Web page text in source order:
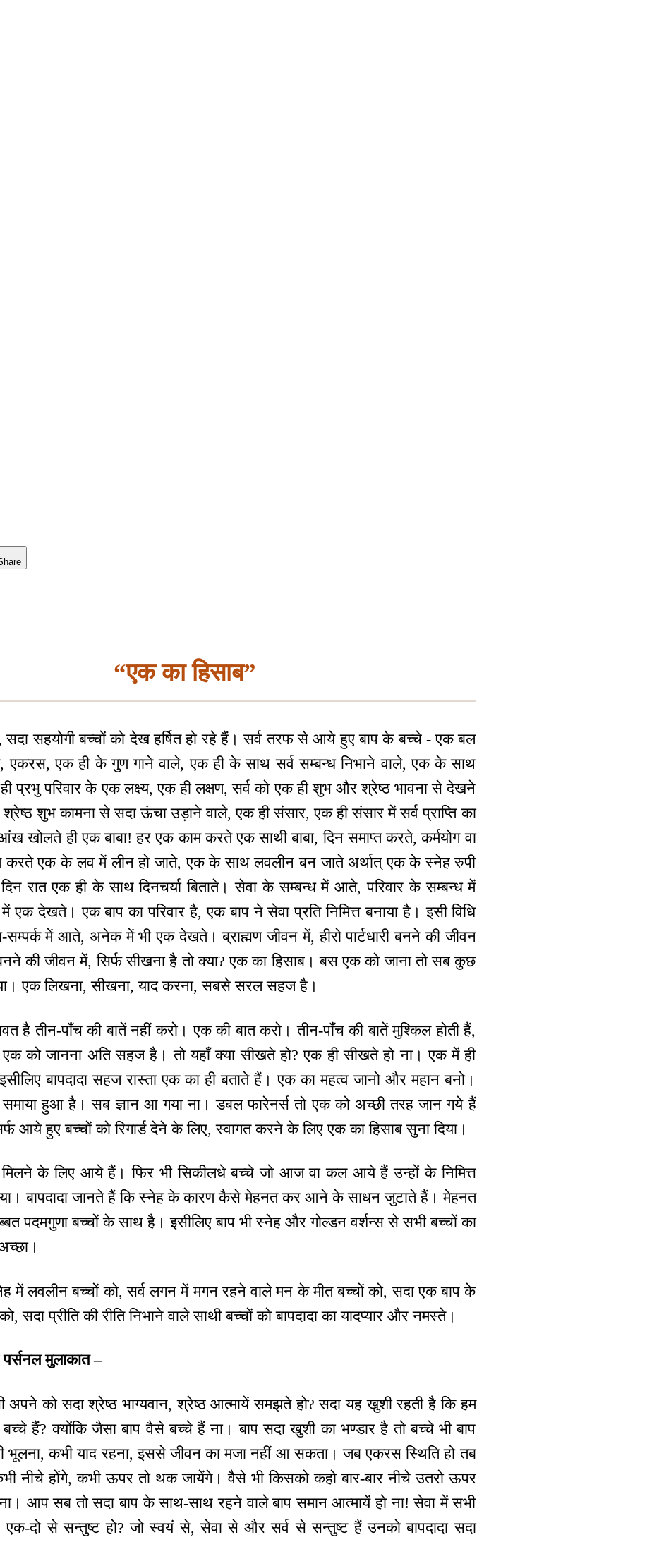
“एक का हिसाब”
सहयोगी बच्चों को देख हर्षित हो रहे हैं। सर्व तरफ से आये हुए बाप के बच्चे - एक बल
एकरस, एक ही के गुण गाने वाले, एक ही के साथ सर्व सम्बन्ध निभाने वाले, एक के साथ
प्रभु परिवार के एक लक्ष्य, एक ही लक्षण, सर्व को एक ही शुभ और श्रेष्ठ भावना से देखने
श्रेष्ठ शुभ कामना से सदा ऊंचा उड़ाने वाले, एक ही संसार, एक ही संसार में सर्व प्राप्ति का
खोलते ही एक बाबा! हर एक काम करते एक साथी बाबा, दिन समाप्त करते, कर्मयोग वा
करते एक के लव में लीन हो जाते, एक के साथ लवलीन बन जाते अर्थात् एक के स्नेह रुपी
रात एक ही के साथ दिनचर्या बिताते। सेवा के सम्बन्ध में आते, परिवार के सम्बन्ध में
देखते। एक बाप का परिवार है, एक बाप ने सेवा प्रति निमित्त बनाया है। इसी विधि
में आते, अनेक में भी एक देखते। ब्राह्मण जीवन में, हीरो पार्टधारी बनने की जीवन
की जीवन में, सिर्फ सीखना है तो क्या? एक का हिसाब। बस एक को जाना तो सब कुछ
एक लिखना, सीखना, याद करना, सबसे सरल सहज है।
है तीन-पाँच की बातें नहीं करो। एक की बात करो। तीन-पाँच की बातें मुश्किल होती हैं,
को जानना अति सहज है। तो यहाँ क्या सीखते हो? एक ही सीखते हो ना। एक में ही
बापदादा सहज रास्ता एक का ही बताते हैं। एक का महत्व जानो और महान बनो।
समाया हुआ है। सब ज्ञान आ गया ना। डबल फारेनर्स तो एक को अच्छी तरह जान गये हैं
आये हुए बच्चों को रिगार्ड देने के लिए, स्वागत करने के लिए एक का हिसाब सुना दिया।
मिलने के लिए आये हैं। फिर भी सिकीलधे बच्चे जो आज वा कल आये हैं उन्हों के निमित्त
बापदादा जानते हैं कि स्नेह के कारण कैसे मेहनत कर आने के साधन जुटाते हैं। मेहनत
पदमगुणा बच्चों के साथ है। इसीलिए बाप भी स्नेह और गोल्डन वर्शन्स से सभी बच्चों का
में लवलीन बच्चों को, सर्व लगन में मगन रहने वाले मन के मीत बच्चों को, सदा एक बाप के
सदा प्रीति की रीति निभाने वाले साथी बच्चों को बापदादा का यादप्यार और नमस्ते।
पर्सनल मुलाकात –
अपने को सदा श्रेष्ठ भाग्यवान, श्रेष्ठ आत्मायें समझते हो? सदा यह खुशी रहती है कि हम
हैं? क्योंकि जैसा बाप वैसे बच्चे हैं ना। बाप सदा खुशी का भण्डार है तो बच्चे भी बाप
भूलना, कभी याद रहना, इससे जीवन का मजा नहीं आ सकता। जब एकरस स्थिति हो तब
नीचे होंगे, कभी ऊपर तो थक जायेंगे। वैसे भी किसको कहो बार-बार नीचे उतरो ऊपर
आप सब तो सदा बाप के साथ-साथ रहने वाले बाप समान आत्मायें हो ना! सेवा में सभी
एक-दो से सन्तुष्ट हो? जो स्वयं से, सेवा से और सर्व से सन्तुष्ट हैं उनको बापदादा सदा